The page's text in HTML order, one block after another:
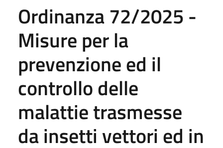
Ordinanza 72/2025 -
Misure per la
prevenzione ed il
controllo delle
malattie trasmesse
da insetti vettori ed in